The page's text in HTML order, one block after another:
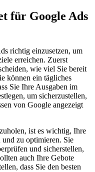
für Google Ads
richtig einzusetzen, um
erreichen. Zuerst
wie viel Sie bereit
können ein tägliches
Sie Ihre Ausgaben im
um sicherzustellen,
von Google angezeigt
ist es wichtig, Ihre
zu optimieren. Sie
und sicherstellen,
auch Ihre Gebote
dass Sie den besten